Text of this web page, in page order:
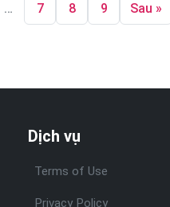
… 7 8 9 Sau »
Dịch vụ
Terms of Use
Privacy Policy